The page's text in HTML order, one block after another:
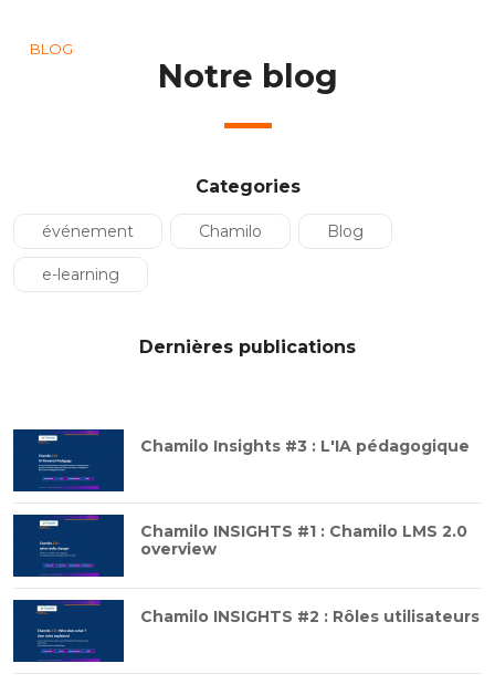
BLOG
Notre blog
Categories
événement Chamilo Blog
e-learning
Dernières publications
Chamilo Insights #3 : L'IA pédagogique
Chamilo INSIGHTS #1 : Chamilo LMS 2.0
overview
Chamilo INSIGHTS #2 : Rôles utilisateurs